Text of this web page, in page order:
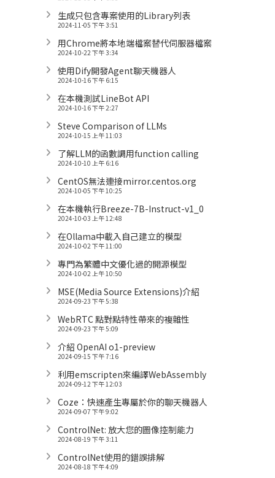
生成只包含專案使用的Library列表
2024-11-05 下午 3:51
用Chrome將本地端檔案替代伺服器檔案
2024-10-22 下午 3:34
使用Dify開發Agent聊天機器人
2024-10-16 下午 6:15
在本機測試LineBot API
2024-10-16 下午 2:27
Steve Comparison of LLMs
2024-10-15 上午 11:03
了解LLM的函數調用function calling
2024-10-10 上午 6:16
CentOS無法連接mirror.centos.org
2024-10-05 下午 10:25
在本機執行Breeze-7B-Instruct-v1_0
2024-10-03 上午 12:48
在Ollama中載入自己建立的模型
2024-10-02 下午 11:00
專門為繁體中文優化過的開源模型
2024-10-02 上午 10:50
MSE(Media Source Extensions)介紹
2024-09-23 下午 5:38
WebRTC 點對點特性帶來的複雜性
2024-09-23 下午 5:09
介紹 OpenAI o1-preview
2024-09-15 下午 7:16
利用emscripten來編譯WebAssembly
2024-09-12 下午 12:03
Coze：快速產生專屬於你的聊天機器人
2024-09-07 下午 9:02
ControlNet: 放大您的圖像控制能力
2024-08-19 下午 3:11
ControlNet使用的錯誤排解
2024-08-18 下午 4:09